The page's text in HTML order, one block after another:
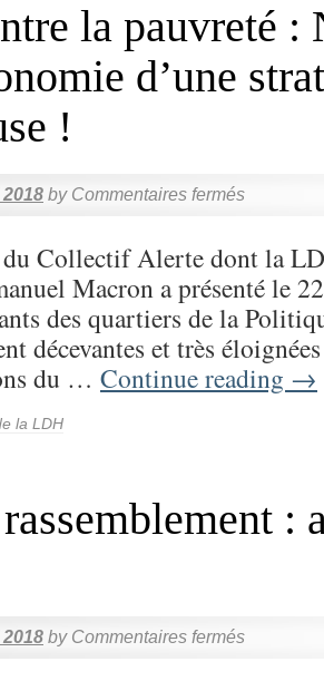
la pauvreté :
d’une
!
by Commentaires fermés
Collectif Alerte dont la
Macron a présenté le
des quartiers de la
décevantes et très
du … Continue reading →
la LDH
:
by Commentaires fermés